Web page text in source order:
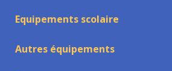
Equipements scolaire
Autres équipements